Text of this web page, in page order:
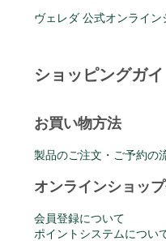
ヴェレダ 公式オンライン
ショッピングガ
お買い物方法
製品のご注文・ご予約の
オンラインショッ
会員登録について
ポイントシステムについ